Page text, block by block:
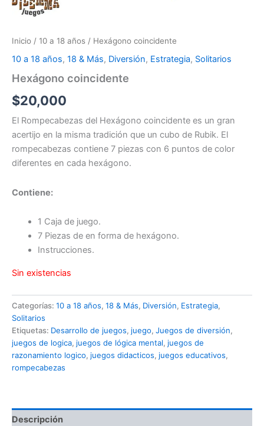
Inicio / 10 a 18 años / Hexágono coincidente
10 a 18 años, 18 & Más, Diversión, Estrategia, Solitarios
Hexágono coincidente
$20,000
El Rompecabezas del Hexágono coincidente es un gran
acertijo en la misma tradición que un cubo de Rubik. El
rompecabezas contiene 7 piezas con 6 puntos de color
diferentes en cada hexágono.
Contiene:
1 Caja de juego.
7 Piezas de en forma de hexágono.
Instrucciones.
Sin existencias
Categorías: 10 a 18 años, 18 & Más, Diversión, Estrategia,
Solitarios
Etiquetas: Desarrollo de juegos, juego, Juegos de diversión,
juegos de logica, juegos de lógica mental, juegos de
razonamiento logico, juegos didacticos, juegos educativos,
rompecabezas
Descripción